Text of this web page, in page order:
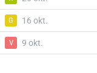
G 16 okt.
V 9 okt.